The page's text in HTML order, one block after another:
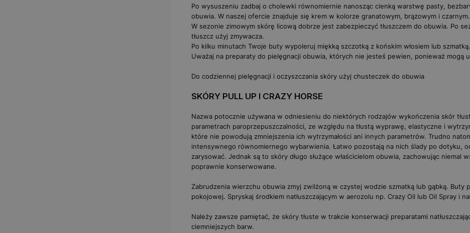
Po wysuszeniu zadbaj o cholewki równomiernie nanosząc cienką warstwę pasty,
obuwia. W naszej ofercie znajduje się krem w kolorze granatowym brązowym i czarnym.
W sezonie zimowym skórę licową dobrze jest zabezpieczyć tłuszczem do obuwia. Po
tłuszcz użyj zmywacza.
Po kilku minutach Twoje buty wypoleruj miękką szczotką z końskim włosiem lub szmatką.
Uważaj na preparaty do pielęgnacji obuwia, których nie jesteś pewien, ponieważ mogą
Do codziennej pielęgnacji i oczyszczania skóry użyj chusteczek do obuwia
SKÓRY PULL UP I CRAZY HORSE
Nazwa potocznie używana w odniesieniu do niektórych rodzajów wykończenia skór
parametrach paroprzepuszczalności, ze względu na tłustą wyprawę, elastyczne i
które nie powodują zmniejszenia ich wytrzymałości ani innych parametrów. Trudno
intensywnego równomiernego wybarwienia. Łatwo pozostają na nich ślady po dotyku,
zarysować. Jednak są to skóry długo służące właścicielom obuwia, zachowując niemal
poprawnie konserwowane.
Zabrudzenia wierzchu obuwia zmyj zwilżoną w czystej wodzie szmatką lub gąbką.
pokojowej. Spryskaj środkiem natłuszczającym w aerozolu np. Crazy Oil lub Oil Spray i
Należy zawsze pamiętać, że skóry tłuste w trakcie konserwacji preparatami
ciemniejszych barw.